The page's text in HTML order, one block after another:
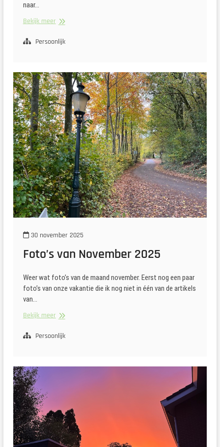
naar…
Bekijk meerFoto’s
December
Persoonlijk
30 november 2025
Foto’s van November 2025
Weer wat foto’s van de maand november. Eerst nog een paar
foto’s van onze vakantie die ik nog niet in één van de artikels
van…
Bekijk meerFoto’s
November
Persoonlijk